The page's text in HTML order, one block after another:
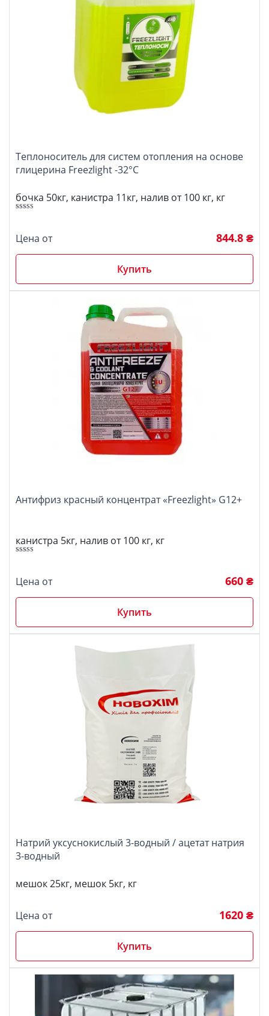
Теплоноситель для систем отопления на основе
глицерина Freezlight -32°C
бочка 50кг, канистра 11кг, налив от 100 кг, кг
Цена от 844.8 ₴
Купить
Антифриз красный концентрат «Freezlight» G12+
канистра 5кг, налив от 100 кг, кг
Цена от 660 ₴
Купить
Натрий уксуснокислый 3-водный / ацетат натрия
3-водный
мешок 25кг, мешок 5кг, кг
Цена от 1620 ₴
Купить